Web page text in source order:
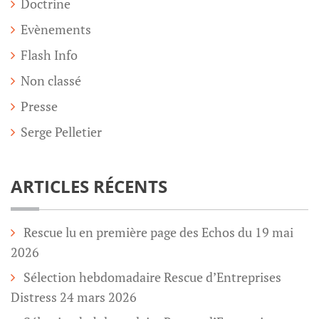
Doctrine
Evènements
Flash Info
Non classé
Presse
Serge Pelletier
ARTICLES RÉCENTS
Rescue lu en première page des Echos du 19 mai
2026
Sélection hebdomadaire Rescue d’Entreprises
Distress 24 mars 2026